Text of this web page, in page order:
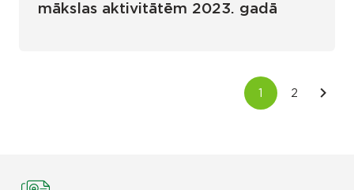
mākslas aktivitātēm 2023. gadā